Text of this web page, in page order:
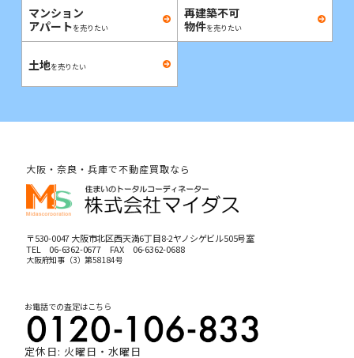
マンション
アパートを売りたい
再建築不可
物件を売りたい
土地を売りたい
大阪・奈良・兵庫で不動産買取なら
〒530-0047 大阪市北区西天満6丁目8-2ヤノシゲビル505号室
TEL 06-6362-0677FAX 06-6362-0688
大阪府知事（3）第58184号
お電話での査定はこちら
定休日: 火曜日・水曜日